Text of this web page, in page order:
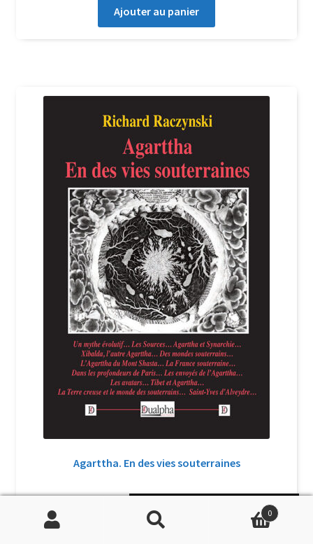
Ajouter au panier
Agarttha. En des vies souterraines
37,00€
Recherche
Recherche
0
Soutenir Philippe Randa